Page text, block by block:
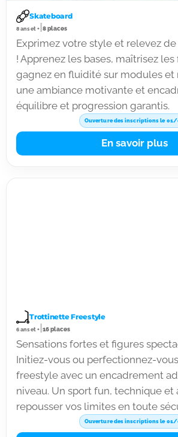
Skateboard
8 ans et +|8 places
Exprimez votre style et relevez
! Apprenez les bases, maîtrisez
gagnez en fluidité sur modules et
une ambiance motivante et
équilibre et progression garantis.
Ouverture des inscriptions le 01/
En savoir plus
Trottinette Freestyle
6 ans et +|16 places
Sensations fortes et figures
Initiez-vous ou perfectionnez-
freestyle avec un encadrement
niveau. Un sport fun, technique et
repousser vos limites en toute
Ouverture des inscriptions le 01/